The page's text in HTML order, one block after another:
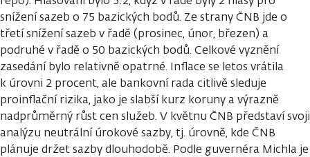
snížení sazeb o 75 bazických bodů. Ze strany ČNB jde o
třetí snížení sazeb v řadě (prosinec, únor, březen) a
podruhé v řadě o 50 bazických bodů. Celkové vyznění
zasedání bylo relativně opatrné. Inflace se letos vrátila
k úrovni 2 procent, ale bankovní rada citlivě sleduje
proinflační rizika, jako je slabší kurz koruny a výrazně
nadprůměrný růst cen služeb. V květnu ČNB představí svoji
analýzu neutrální úrokové sazby, tj. úrovně, kde ČNB
plánuje držet sazby dlouhodobě. Podle guvernéra Michla je